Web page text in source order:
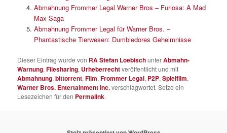
Abmahnung Frommer Legal Warner Bros – Furiosa: A Mad
Max Saga
Abmahnung Frommer Legal für Warner Bros. –
Phantastische Tierwesen: Dumbledores Geheimnisse
Dieser Eintrag wurde von RA Stefan LoebischunterAbmahn-
Warnung,Filesharing, Urheberrechtveröffentlicht und mit
Abmahnung,bittorrent,Film,Frommer Legal, P2P,Spielfilm,
Warner Bros. Entertainment Inc.verschlagwortet. Setze ein
Lesezeichen für den Permalink.